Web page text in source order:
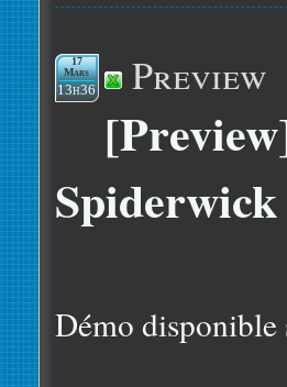
17
Mars
13h36 Preview
Démo disponible